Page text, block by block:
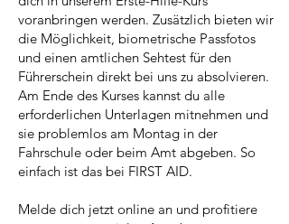
voranbringen werden. Zusätzlich bieten wir
die Möglichkeit, biometrische Passfotos
und einen amtlichen Sehtest für den
Führerschein direkt bei uns zu absolvieren.
Am Ende des Kurses kannst du alle
erforderlichen Unterlagen mitnehmen und
sie problemlos am Montag in der
Fahrschule oder beim Amt abgeben. So
einfach ist das bei FIRST AID.
Melde dich jetzt online an und profitiere